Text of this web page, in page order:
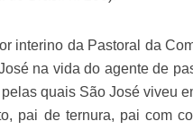
interino da Pastoral da
na vida do agente de
quais São José viveu
pai de ternura, pai com